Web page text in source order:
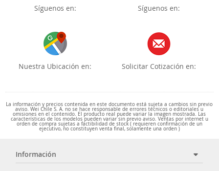
Síguenos en: Síguenos en:
Nuestra Ubicación en: Solicitar Cotización en:
La información y precios contenida en este documento está sujeta a cambios sin previo
aviso. Wei Chile S. A. no se hace responsable de errores técnicos o editoriales u
omisiones en el contenido. El producto real puede variar la imagen mostrada. Las
características de los modelos pueden variar sin previo aviso. Ventas por internet u
orden de compra sujetas a factibilidad de stock ( requieren confirmación de un
ejecutivo, no constituyen venta final, solamente una orden )
Información